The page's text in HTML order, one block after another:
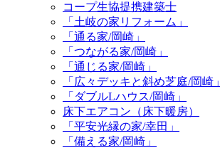
コープ生協提携建築士
「土岐の家リフォーム」
「通る家/岡崎」
「つながる家/岡崎」
「通じる家/岡崎」
「広々デッキと斜め芝庭/岡崎」
「ダブルLハウス/岡崎」
床下エアコン（床下暖房）
「平安光縁の家/幸田」
「備える家/岡崎」